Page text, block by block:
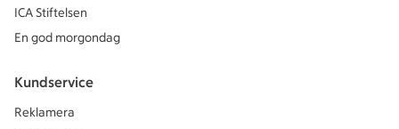
ICA Stiftelsen
En god morgondag
Kundservice
Reklamera